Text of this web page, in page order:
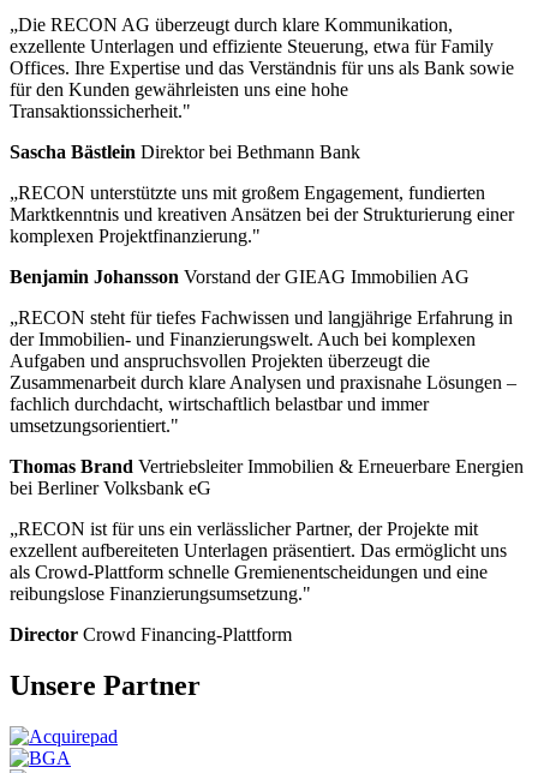
„Die RECON AG überzeugt durch klare Kommunikation,
exzellente Unterlagen und effiziente Steuerung, etwa für Family
Offices. Ihre Expertise und das Verständnis für uns als Bank sowie
für den Kunden gewährleisten uns eine hohe
Transaktionssicherheit."
Sascha Bästlein Direktor bei Bethmann Bank
„RECON unterstützte uns mit großem Engagement, fundierten
Marktkenntnis und kreativen Ansätzen bei der Strukturierung einer
komplexen Projektfinanzierung."
Benjamin Johansson Vorstand der GIEAG Immobilien AG
„RECON steht für tiefes Fachwissen und langjährige Erfahrung in
der Immobilien- und Finanzierungswelt. Auch bei komplexen
Aufgaben und anspruchsvollen Projekten überzeugt die
Zusammenarbeit durch klare Analysen und praxisnahe Lösungen –
fachlich durchdacht, wirtschaftlich belastbar und immer
umsetzungsorientiert."
Thomas Brand Vertriebsleiter Immobilien & Erneuerbare Energien
bei Berliner Volksbank eG
„RECON ist für uns ein verlässlicher Partner, der Projekte mit
exzellent aufbereiteten Unterlagen präsentiert. Das ermöglicht uns
als Crowd-Plattform schnelle Gremienentscheidungen und eine
reibungslose Finanzierungsumsetzung."
Director Crowd Financing-Plattform
Unsere Partner